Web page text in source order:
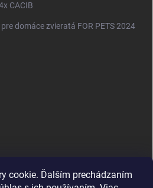
cookie. Ďalším prechádzaním
CACIB
domáce zvieratá FOR PETS 2024